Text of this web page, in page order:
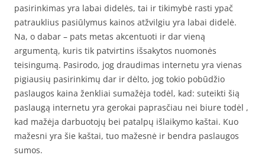
pasirinkimas yra labai didelės, tai ir tikimybė rasti ypač
patrauklius pasiūlymus kainos atžvilgiu yra labai didelė.
Na, o dabar – pats metas akcentuoti ir dar vieną
argumentą, kuris tik patvirtins išsakytos nuomonės
teisingumą. Pasirodo, jog draudimas internetu yra vienas
pigiausių pasirinkimų dar ir dėlto, jog tokio pobūdžio
paslaugos kaina ženkliai sumažėja todėl, kad: suteikti šią
paslaugą internetu yra gerokai paprasčiau nei biure todėl ,
kad mažėja darbuotojų bei patalpų išlaikymo kaštai. Kuo
mažesni yra šie kaštai, tuo mažesnė ir bendra paslaugos
sumos.